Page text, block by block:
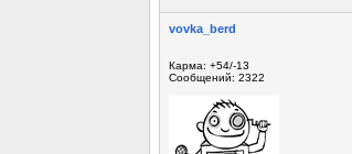
vovka_berd
Карма: +54/-13
Сообщений: 2322